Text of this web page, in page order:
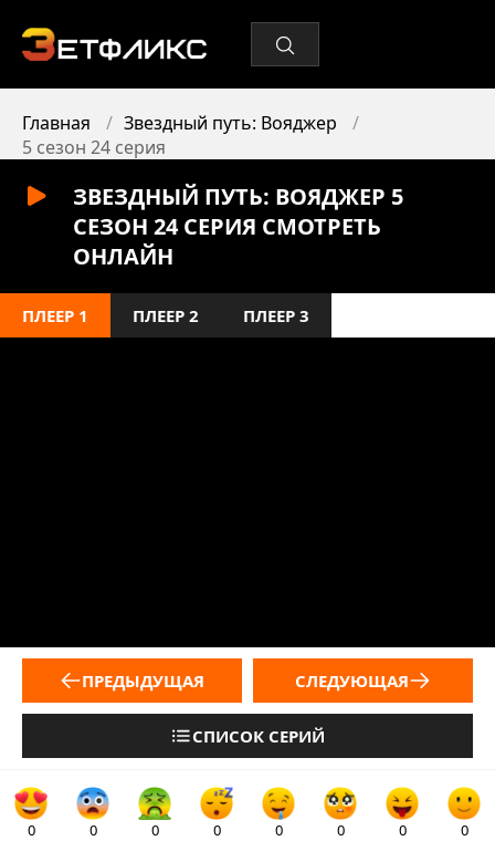
Главная
Звездный путь: Вояджер
5 сезон 24 серия
ЗВЕЗДНЫЙ ПУТЬ: ВОЯДЖЕР 5
СЕЗОН 24 СЕРИЯ СМОТРЕТЬ
ОНЛАЙН
ПЛЕЕР 1 ПЛЕЕР 2 ПЛЕЕР 3
ПРЕДЫДУЩАЯ
СПИСОК СЕРИЙ
СЛЕДУЮЩАЯ
0 0 0 0 0 0 0 0